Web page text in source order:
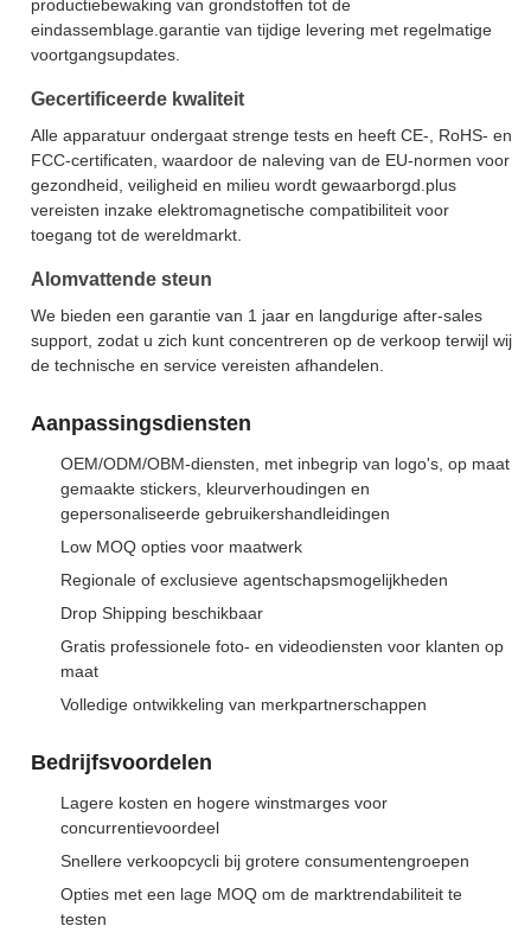
productiebewaking van grondstoffen tot de
eindassemblage.garantie van tijdige levering met regelmatige
voortgangsupdates.
Gecertificeerde kwaliteit
Alle apparatuur ondergaat strenge tests en heeft CE-, RoHS- en
FCC-certificaten, waardoor de naleving van de EU-normen voor
gezondheid, veiligheid en milieu wordt gewaarborgd.plus
vereisten inzake elektromagnetische compatibiliteit voor
toegang tot de wereldmarkt.
Alomvattende steun
We bieden een garantie van 1 jaar en langdurige after-sales
support, zodat u zich kunt concentreren op de verkoop terwijl wij
de technische en service vereisten afhandelen.
Aanpassingsdiensten
OEM/ODM/OBM-diensten, met inbegrip van logo's, op maat
gemaakte stickers, kleurverhoudingen en
gepersonaliseerde gebruikershandleidingen
Low MOQ opties voor maatwerk
Regionale of exclusieve agentschapsmogelijkheden
Drop Shipping beschikbaar
Gratis professionele foto- en videodiensten voor klanten op
maat
Volledige ontwikkeling van merkpartnerschappen
Bedrijfsvoordelen
Lagere kosten en hogere winstmarges voor
concurrentievoordeel
Snellere verkoopcycli bij grotere consumentengroepen
Opties met een lage MOQ om de marktrendabiliteit te
testen